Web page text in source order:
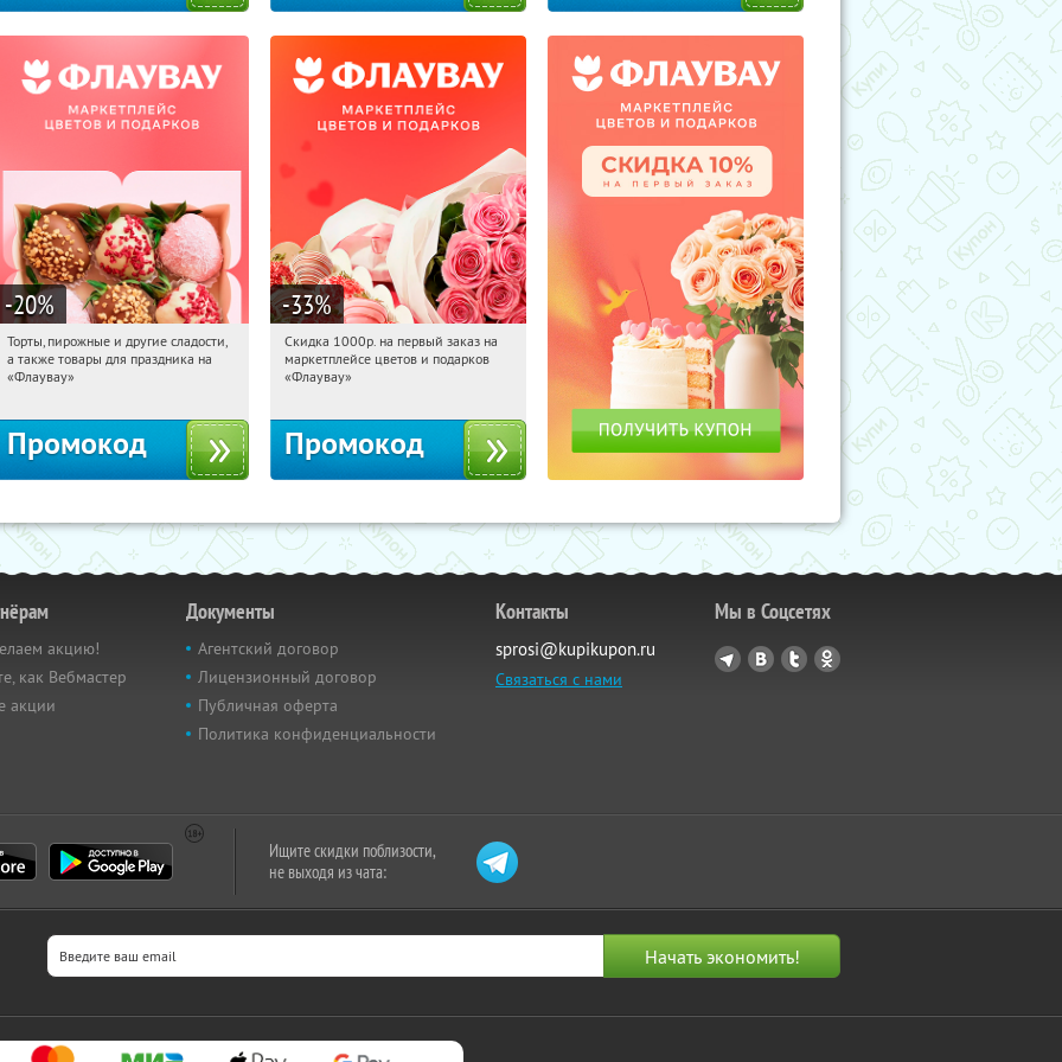
-20%
10:29:45 Получили:
Россия
Торты, пирожные и другие сладости,
а также товары для праздника на
«Флаувау»
Промокод
-33%
10:29:45 Получили:
Россия
Скидка 1000р. на первый заказ на
маркетплейсе цветов и подарков
«Флаувау»
Промокод
акцию!
как Вебмастер
акции
Документы
Агентский договор
Лицензионный договор
Публичная оферта
Политика конфиденциальности
Контакты
sprosi@kupikupon.ru
Связаться с нами
Мы в Соцсетях
Ищите скидки поблизости,
не выходя из чата: